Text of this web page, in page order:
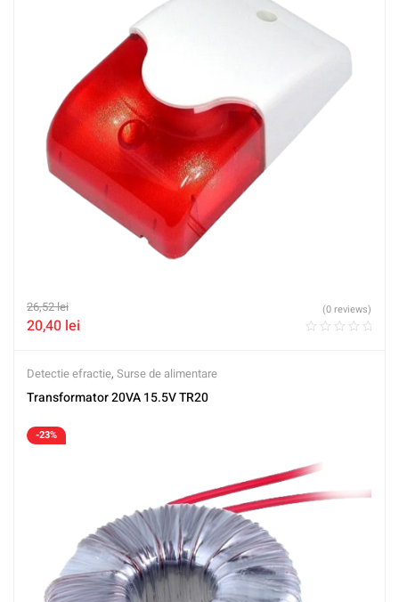
26,52lei
20,40 lei
(0 reviews)
Detectie efractie, Surse de alimentare
Transformator 20VA 15.5V TR20
-23%